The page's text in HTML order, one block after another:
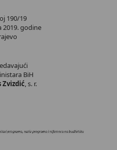
190/19
2019. godine
BiH
Zvizdić, s. r.